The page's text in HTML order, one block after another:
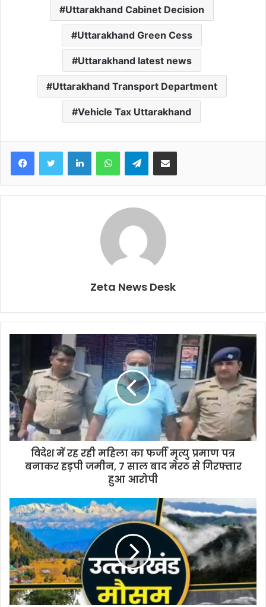
Uttarakhand Cabinet Decision
Uttarakhand Green Cess
Uttarakhand latest news
Uttarakhand Transport Department
Vehicle Tax Uttarakhand
Telegram
Zeta News Desk
विदेश में रह रही महिला का फर्जी मृत्यु प्रमाण पत्र
बनाकर हड़पी जमीन, 7 साल बाद मेरठ से गिरफ्तार
हुआ आरोपी